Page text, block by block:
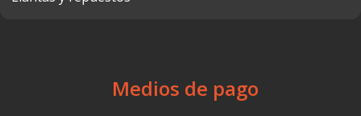
Medios de pago